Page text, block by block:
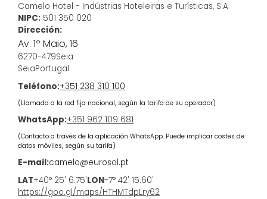
Camelo Hotel - Indústrias Hoteleiras e Turísticas, S.A
NIPC: 501 350 020
Dirección:
Av. 1º Maio, 16
6270-479Seia
SeiaPortugal
Teléfono:+351 238 310 100
(Llamada a la red fija nacional, según la tarifa de su operador)
WhatsApp:+351 962 109 681
(Contacto a través de la aplicación WhatsApp. Puede implicar costes de
datos móviles, según su tarifa)
E-mail:camelo@eurosol.pt
LAT+40° 25' 6.75'LON-7° 42' 15.60'
https://goo.gl/maps/HTHMTdpLry62